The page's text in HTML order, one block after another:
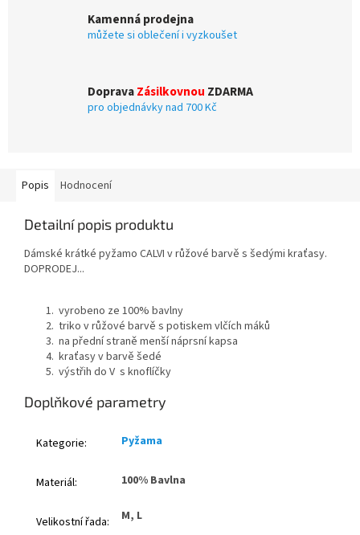
Kamenná prodejna
můžete si oblečení i vyzkoušet
DopravaZásilkovnou ZDARMA
pro objednávky nad 700 Kč
Popis Hodnocení
Detailní popis produktu
Dámské krátké pyžamo CALVI v růžové barvě s šedými kraťasy.
DOPRODEJ...
vyrobeno ze 100% bavlny
triko v růžové barvě s potiskem vlčích máků
na přední straně menší náprsní kapsa
kraťasy v barvě šedé
výstřih do V s knoflíčky
Doplňkové parametry
Kategorie: Pyžama
Materiál: 100% Bavlna
Velikostní řada: M, L